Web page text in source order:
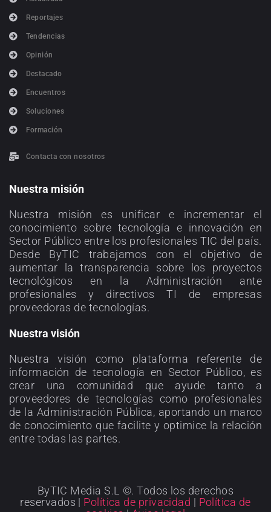
Reportajes
Tendencias
Opinión
Destacado
Encuentros
Soluciones
Formación
Contacta con nosotros
Nuestra misión
Nuestra misión es unificar e incrementar el
conocimiento sobre tecnología e innovación en
Sector Público entre los profesionales TIC del país.
Desde ByTIC trabajamos con el objetivo de
aumentar la transparencia sobre los proyectos
tecnológicos en la Administración ante
profesionales y directivos TI de empresas
proveedoras de tecnologías.
Nuestra visión
Nuestra visión como plataforma referente de
información de tecnología en Sector Público, es
crear una comunidad que ayude tanto a
proveedores de tecnologías como profesionales
de la Administración Pública, aportando un marco
de conocimiento que facilite y optimice la relación
entre todas las partes.
ByTIC Media S.L ©. Todos los derechos
reservados | Política de privacidad | Política de